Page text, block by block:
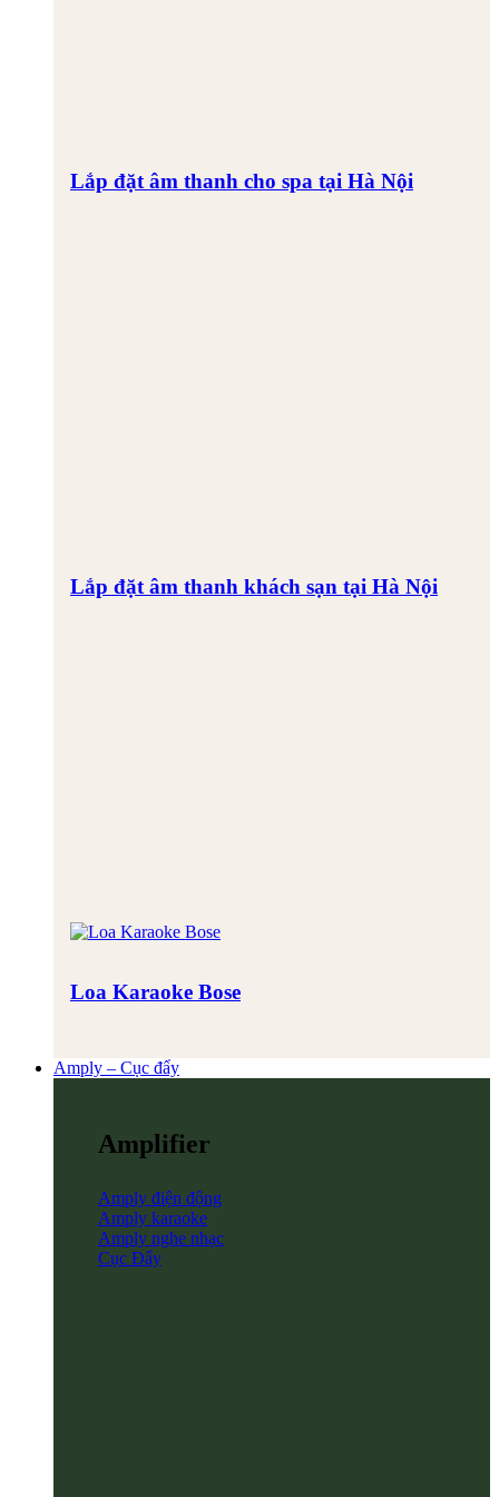
Lắp đặt âm thanh cho spa tại Hà Nội
Lắp đặt âm thanh khách sạn tại Hà Nội
Loa Karaoke Bose
Amply – Cục đẩy
Amplifier
Amply điện động
Amply karaoke
Amply nghe nhạc
Cục Đẩy